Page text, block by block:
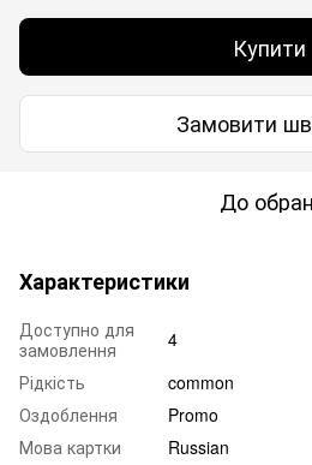
Купити
Замовити
До
Характеристики
Доступно для
замовлення
4
Рідкість
common
Оздоблення
Promo
Мова картки
Russian